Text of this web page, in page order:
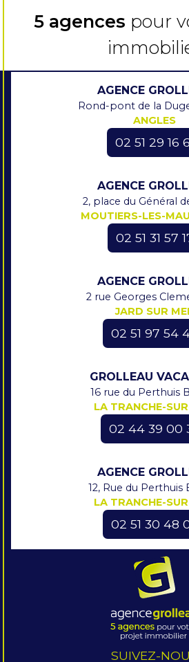
5 agences pour
AGENCE
Rond-pont de la
ANGLES
02 51 29 16
AGENCE
2, place du Général
MOUTIERS-LES-
02 51 31 57
AGENCE
2 rue Georges
JARD SUR
02 51 97 54
GROLLEAU
16 rue du Perthuis
LA TRANCHE-
02 44 39 00
AGENCE
12, Rue du Perthuis
LA TRANCHE-
02 51 30 48
SUIVEZ-